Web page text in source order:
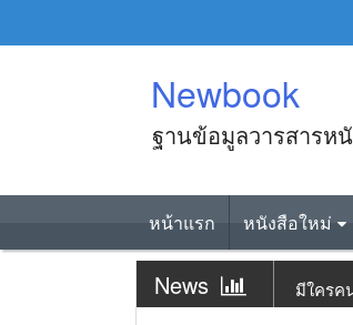
to
Newbook
ฐานข้อมูลวารสารห
หน้าแรก หนังสือใหม่
News มีใครค
News